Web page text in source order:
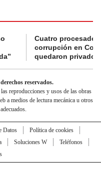
Cuatro
corrupción en
quedaron
reservados.
reproducciones y usos de las obras
a medios de lectura mecánica u otros
Datos
Política de cookies
Soluciones W
Teléfonos